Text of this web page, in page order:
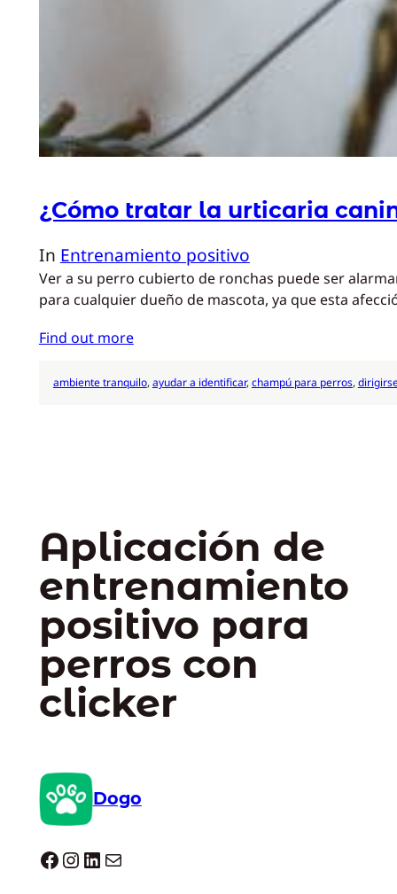
¿Cómo tratar la urticaria
In Entrenamiento positivo
Ver a su perro cubierto de ronchas puede ser
para cualquier dueño de mascota, ya que esta
Find out more
ambiente tranquilo, ayudar a identificar, champú para perros,
Aplicación de
entrenamiento
positivo para
perros con
clicker
Dogo
Dogo facebook InstagramLinkedIn Correo electrónico